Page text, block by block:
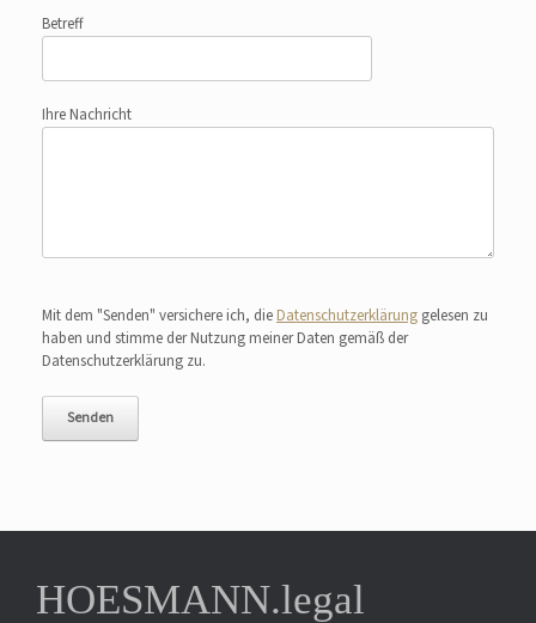
Betreff
Ihre Nachricht
Mit dem "Senden" versichere ich, die Datenschutzerklärung gelesen zu
haben und stimme der Nutzung meiner Daten gemäß der
Datenschutzerklärung zu.
HOESMANN.legal